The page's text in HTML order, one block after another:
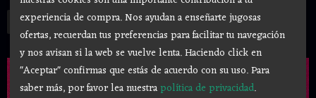
Añadir a Carrito
experiencia de compra. Nos ayudan a enseñarte jugosas
ofertas, recuerdan tus preferencias para facilitar tu navegación
y nos avisan si la web se vuelve lenta. Haciendo click en
"Aceptar" confirmas que estás de acuerdo con su uso.Para
saber más, por favor lea nuestrapolítica de privacidad.